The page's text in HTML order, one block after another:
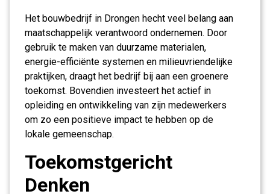
Het bouwbedrijf in Drongen hecht veel belang aan
maatschappelijk verantwoord ondernemen. Door
gebruik te maken van duurzame materialen,
energie-efficiënte systemen en milieuvriendelijke
praktijken, draagt het bedrijf bij aan een groenere
toekomst. Bovendien investeert het actief in
opleiding en ontwikkeling van zijn medewerkers
om zo een positieve impact te hebben op de
lokale gemeenschap.
Toekomstgericht
Denken